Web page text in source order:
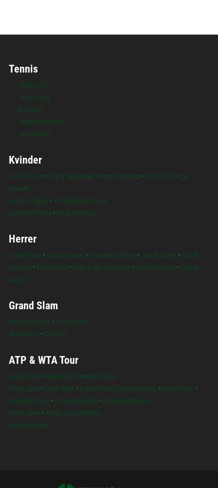
Tennis
Tennis i TV
Tennis i dag
Podcasts
Verdensranglisten
Tennisregler
Kvinder
Clara Tauson • Aryna Sabalenka • Elena Rybakina • Coco Gauff• Iga
Swiatek
Jessica Pegula • Amanda Anisimova
Jasmine Paolini • Elina Svitolina
Herrer
Holger Rune• Carlos Alcaraz • Alexander Zverev • Jannik Sinner• Novak
Djokovic• Ben Shelton • Felix Auger-Aliassime• Alex De Minaur• Casper
Ruud
Grand Slam
Australian Open • French Open
Wimbledon • US Open
ATP & WTA Tour
Indian Wells • Miami Open • Madrid Open
China Open • Qatar Open • Dubai Tennis Championships • Italian Open •
Canadian Open • Cincinnati Open • Shanghai Masters
Dallas Open • Monte Carlo Masters
Barcelona Open